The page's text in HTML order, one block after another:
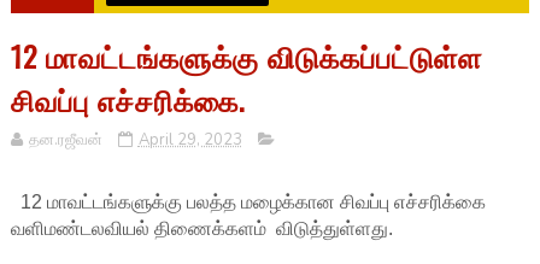
12 மாவட்டங்களுக்கு விடுக்கப்பட்டுள்ள
சிவப்பு எச்சரிக்கை.
தன.ரஜீவன் April 29, 2023
12 மாவட்டங்களுக்கு பலத்த மழைக்கான சிவப்பு எச்சரிக்கை
வளிமண்டலவியல் திணைக்களம் விடுத்துள்ளது.